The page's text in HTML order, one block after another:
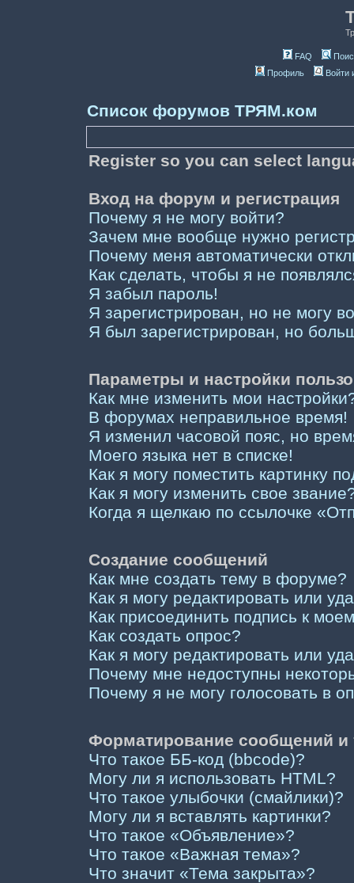
FAQ
Профиль
Войти
Список форумов ТРЯМ.ком
Register so you can select
Вход на форум и регистрация
Почему я не могу войти?
Зачем мне вообще нужно
Почему меня автоматически
Как сделать, чтобы я не
Я забыл пароль!
Я зарегистрирован, но не могу
Я был зарегистрирован, но
Параметры и настройки
Как мне изменить мои
В форумах неправильное время!
Я изменил часовой пояс, но
Моего языка нет в списке!
Как я могу поместить картинку
Как я могу изменить свое
Когда я щелкаю по ссылочке
Создание сообщений
Как мне создать тему в форуме?
Как я могу редактировать или
Как присоединить подпись к
Как создать опрос?
Как я могу редактировать или
Почему мне недоступны
Почему я не могу голосовать в
Форматирование сообщений
Что такое ББ-код (bbcode)?
Могу ли я использовать HTML?
Что такое улыбочки (смайлики)?
Могу ли я вставлять картинки?
Что такое «Объявление»?
Что такое «Важная тема»?
Что значит «Тема закрыта»?